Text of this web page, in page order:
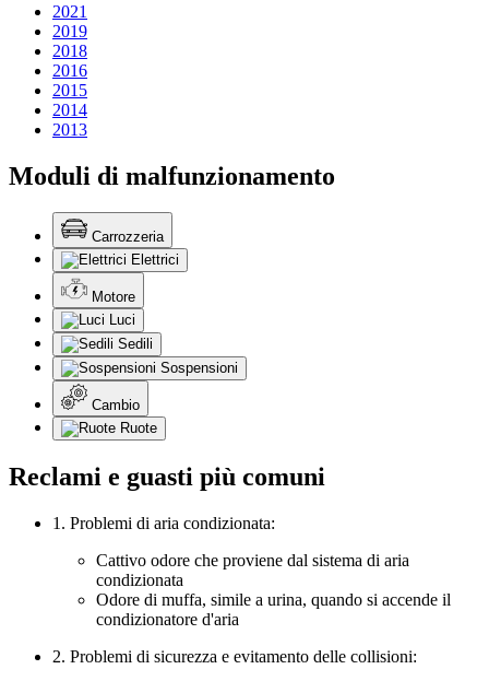
2021
2019
2018
2016
2015
2014
2013
Moduli di malfunzionamento
Carrozzeria
Elettrici
Motore
Luci
Sedili
Sospensioni
Cambio
Ruote
Reclami e guasti più comuni
1. Problemi di aria condizionata:
Cattivo odore che proviene dal sistema di aria
condizionata
Odore di muffa, simile a urina, quando si accende il
condizionatore d'aria
2. Problemi di sicurezza e evitamento delle collisioni: